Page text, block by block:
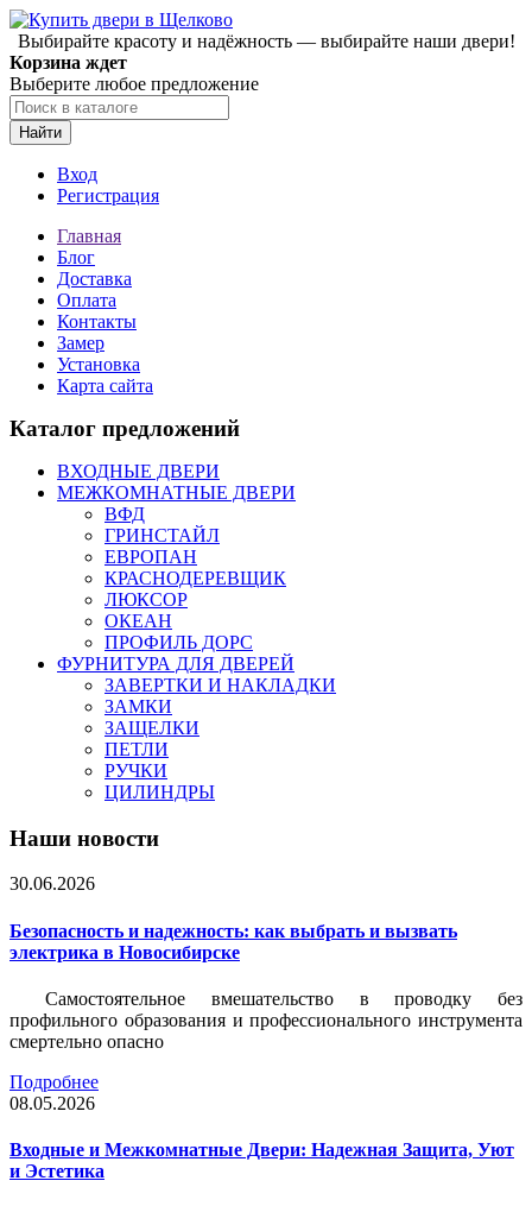
Выбирайте красоту и надёжность — выбирайте наши двери!
Корзина ждет
Выберите любое предложение
Найти
Вход
Регистрация
Главная
Блог
Доставка
Оплата
Контакты
Замер
Установка
Карта сайта
Каталог предложений
ВХОДНЫЕ ДВЕРИ
МЕЖКОМНАТНЫЕ ДВЕРИ
ВФД
ГРИНСТАЙЛ
ЕВРОПАН
КРАСНОДЕРЕВЩИК
ЛЮКСОР
ОКЕАН
ПРОФИЛЬ ДОРС
ФУРНИТУРА ДЛЯ ДВЕРЕЙ
ЗАВЕРТКИ И НАКЛАДКИ
ЗАМКИ
ЗАЩЕЛКИ
ПЕТЛИ
РУЧКИ
ЦИЛИНДРЫ
Наши новости
30.06.2026
Безопасность и надежность: как выбрать и вызвать
электрика в Новосибирске
Самостоятельное вмешательство в проводку без
профильного образования и профессионального инструмента
смертельно опасно
Подробнее
08.05.2026
Входные и Межкомнатные Двери: Надежная Защита, Уют
и Эстетика